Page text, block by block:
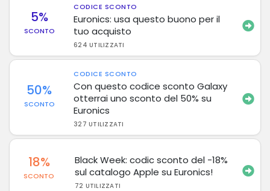
5%
SCONTO
CODICE SCONTO
Euronics: usa questo buono per il
tuo acquisto
624 UTILIZZATI
50%
SCONTO
CODICE SCONTO
Con questo codice sconto Galaxy
otterrai uno sconto del 50% su
Euronics
327 UTILIZZATI
18%
SCONTO
Black Week: codic sconto del -18%
sul catalogo Apple su Euronics!
72 UTILIZZATI